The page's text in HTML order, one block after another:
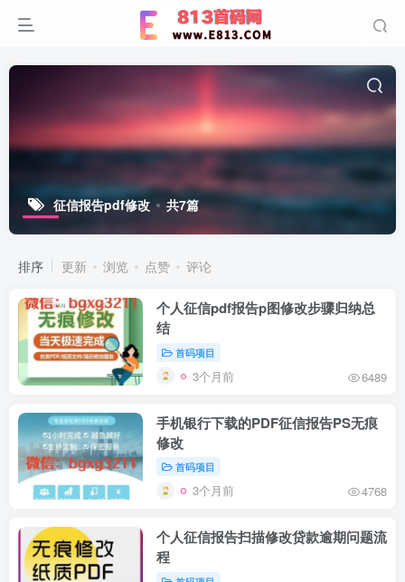
征信报告pdf修改 共7篇
排序 更新 浏览 点赞 评论
个人征信pdf报告p图修改步骤归纳总
结
首码项目
3个月前 6489
手机银行下载的PDF征信报告PS无痕
修改
首码项目
3个月前 4768
个人征信报告扫描修改贷款逾期问题流
程